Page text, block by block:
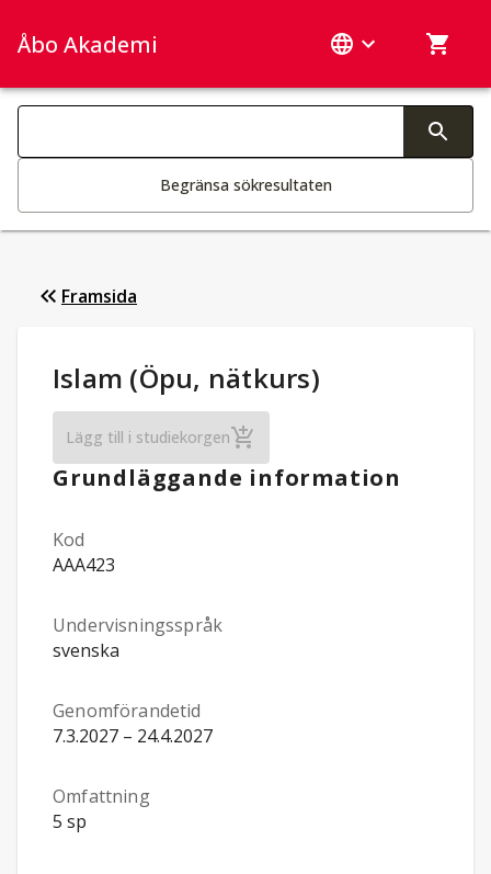
Åbo Akademi
Sök­kategorier
Begränsa sökresultaten
Framsida
Studieuppgifter:
Islam (Öpu, nätkurs)
Lägg till i studiekorgenIslam (Öpu, nätkurs)
Grundläggande information
Kod
AAA423
Undervisningsspråk
svenska
Genomförandetid
7.3.2027 – 24.4.2027
Omfattning
5 sp